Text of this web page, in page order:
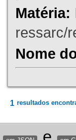
Matéria:
ressarc/
Nome
1 resultados